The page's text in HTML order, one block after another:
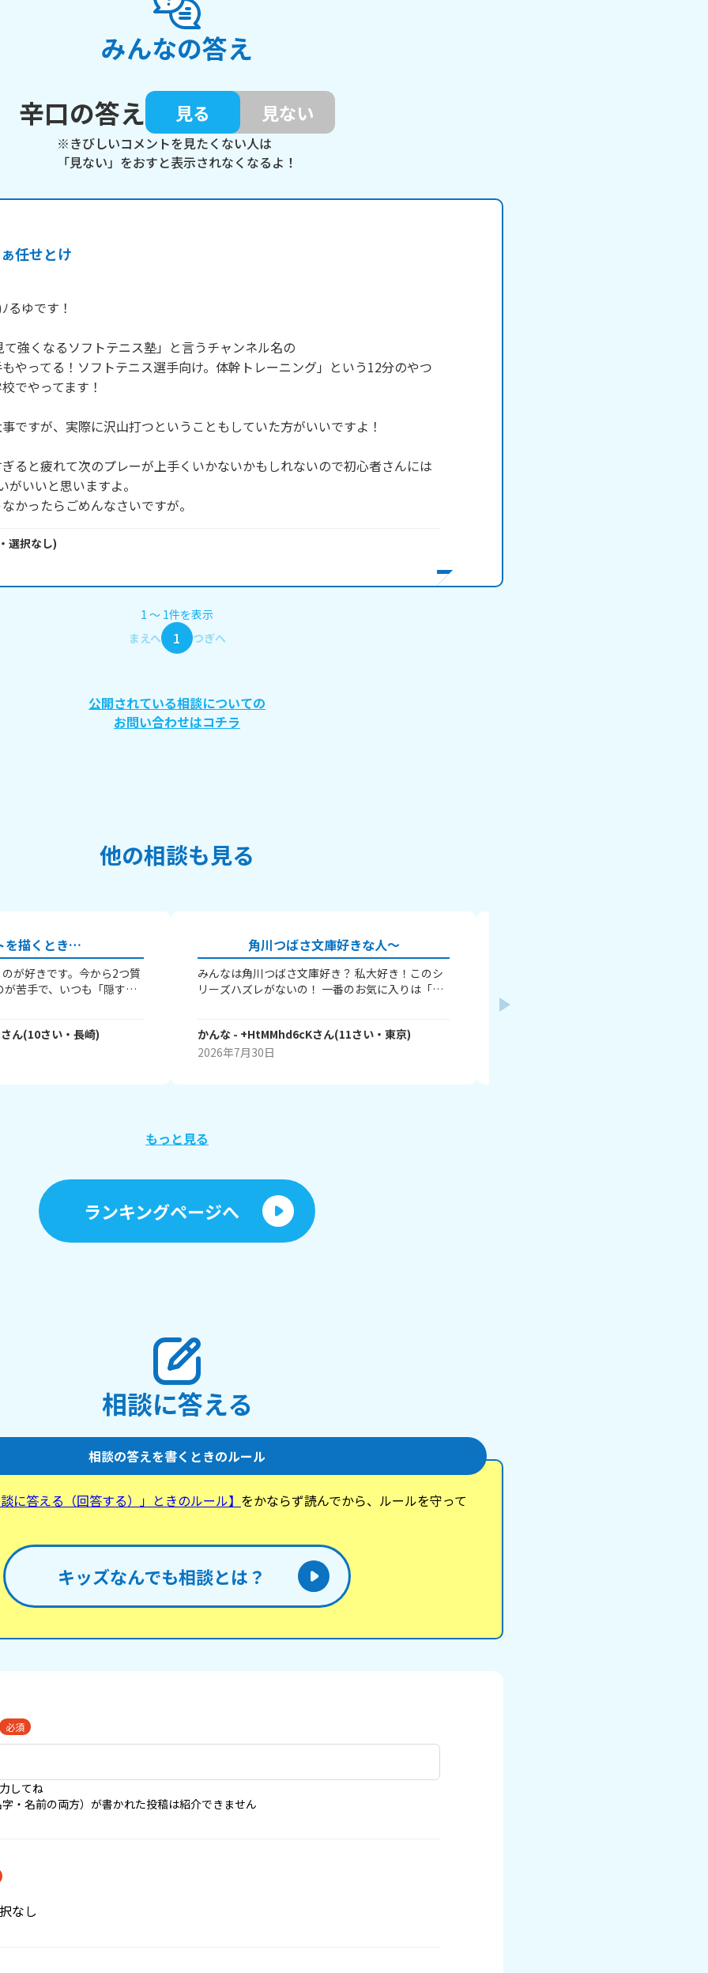
みんなの答え
辛口の答え
見る 見ない
※きびしいコメントを見たくない人は
「見ない」をおすと表示されなくなるよ！
任せとけ
ゆです！
強くなるソフトテニス塾」と言うチャンネル名の
もやってる！ソフトテニス選手向け。体幹トレーニング」という12分のやつ
でやってます！
ですが、実際に沢山打つということもしていた方がいいですよ！
ると疲れて次のプレーが上手くいかないかもしれないので初心者さんには
がいいと思いますよ。
かったらごめんなさいですが。
選択なし)
1 〜 1件を表示
まえへ
1 つぎへ
公開されている相談についての
お問い合わせはコチラ
他の相談も見る
を描くとき…
が好きです。今から2つ質
苦手で、いつも「隠す」
かり描いていて、それ
とうしたらいいですか？
さん(10さい・ 長崎)
角川つばさ文庫好きな人～
みんなは角川つばさ文庫好き？ 私大好き！このシ
リーズハズレがないの！ 一番のお気に入りは「放
知ってる人がいたら嬉しいです！ みんなは何が好
きですか？角川つばさ文庫でもそうじゃなくても
かんな - +HtMMhd6cKさん(11さい・東京)
2026年7月30日
ミュージック です！ たくさんの回答待ってます！
もっと見る
ランキングページへ
相談に答える
相談の答えを書くときのルール
に答える（回答する）」ときのルール】 をかならず読んでから、ルールを守って
キッズなんでも相談とは？
必須
してね
・名前の両方）が書かれた投稿は紹介できません
なし